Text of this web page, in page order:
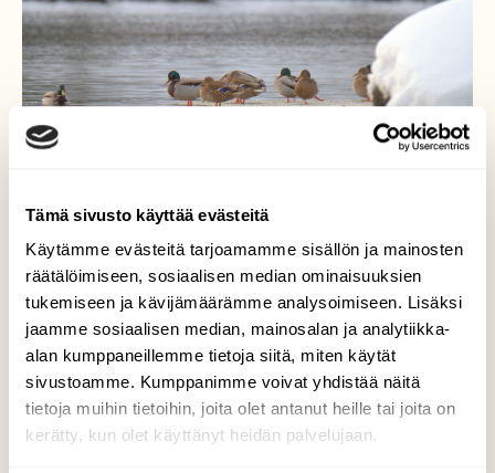
Tämä sivusto käyttää evästeitä
Käytämme evästeitä tarjoamamme sisällön ja mainosten
räätälöimiseen, sosiaalisen median ominaisuuksien
tukemiseen ja kävijämäärämme analysoimiseen. Lisäksi
jaamme sosiaalisen median, mainosalan ja analytiikka-
alan kumppaneillemme tietoja siitä, miten käytät
sivustoamme. Kumppanimme voivat yhdistää näitä
tietoja muihin tietoihin, joita olet antanut heille tai joita on
kerätty, kun olet käyttänyt heidän palvelujaan.
sorsat jäälautallaan
Sorsat pitää kokoustaan jäälautalla
Melaskoskella